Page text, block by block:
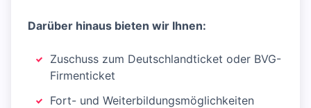
Darüber hinaus bieten wir Ihnen:
Zuschuss zum Deutschlandticket oder BVG-
Firmenticket
Fort- und Weiterbildungsmöglichkeiten